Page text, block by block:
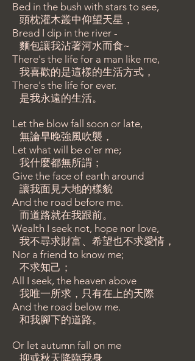
Bed in the bush with stars to see,
頭枕灌木叢中仰望天星，
Bread I dip in the river -
麵包讓我沾著河水而食~
There's the life for a man like me,
我喜歡的是這樣的生活方式，
There's the life for ever.
是我永遠的生活。
Let the blow fall soon or late,
無論早晚強風吹襲，
Let what will be o'er me;
我什麼都無所謂；
Give the face of earth around
讓我面見大地的樣貌
And the road before me.
而道路就在我跟前。
Wealth I seek not, hope nor love,
我不尋求財富、希望也不求愛情，
Nor a friend to know me;
不求知己；
All I seek, the heaven above
我唯一所求，只有在上的天際
And the road below me.
和我腳下的道路。
Or let autumn fall on me
抑或秋天降臨我身